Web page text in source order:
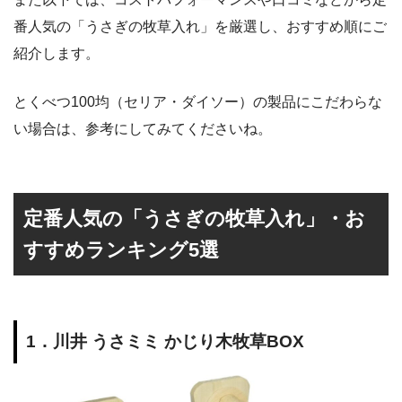
番人気の「うさぎの牧草入れ」を厳選し、おすすめ順にご
紹介します。
とくべつ100均（セリア・ダイソー）の製品にこだわらな
い場合は、参考にしてみてくださいね。
定番人気の「うさぎの牧草入れ」・お
すすめランキング5選
1．川井 うさミミ かじり木牧草BOX